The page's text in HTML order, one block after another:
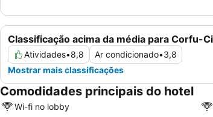
Classificação acima da média para Corfu-
Atividades•8,8 Ar condicionado•3,8
Mostrar mais classificações
Comodidades principais do hotel
Wi-fi no lobby